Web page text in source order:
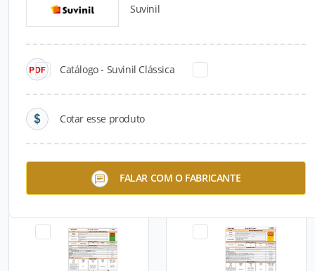
Suvinil
Catálogo - Suvinil Clássica
Cotar esse produto
FALAR COM O FABRICANTE
Catálogos para Download
Multissuperfícies